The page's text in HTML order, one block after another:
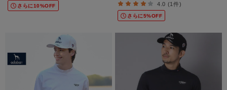
さらに10%OFF 4.0 (1件)
さらに5%OFF